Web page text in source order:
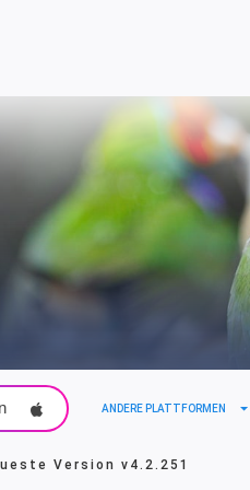
ANDERE PLATTFORMEN
Versionv4.2.251